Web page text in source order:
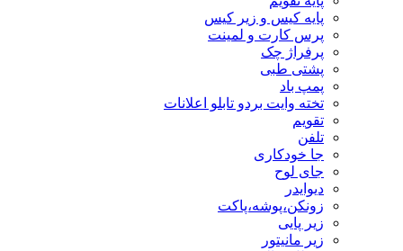
پایه کیس و زیر کیس
پرس کارت و لمینت
پرفراژ چک
پشتی طبی
پمپ باد
تخته وایت بردو تابلو اعلانات
تقویم
تلفن
جا خودکاری
جای لوح
دیوایدر
زونکن،پوشه،پاکت
زیر پایی
زیر مانیتور